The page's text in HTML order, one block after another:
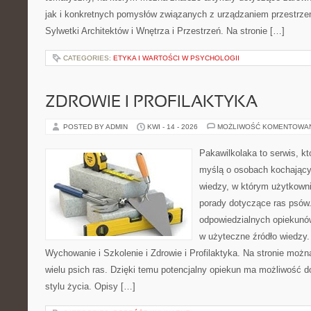
jak i konkretnych pomysłów związanych z urządzaniem
Sylwetki Architektów i Wnętrza i Przestrzeń. Na stronie […]
CATEGORIES: ETYKA I WARTOŚCI W PSYCHOLOGII
ZDROWIE I PROFILAKTYKA
POSTED BY ADMIN KWI - 14 - 2026 MOŻLIWOŚĆ
Pakawilkolaka to serwis,
myślą o osobach
wiedzy, w którym
porady dotyczące ras
odpowiedzialnych
w użyteczne źródło
Wychowanie i Szkolenie i Zdrowie i Profilaktyka. Na stronie
wielu psich ras. Dzięki temu potencjalny opiekun ma możliwość
stylu życia. Opisy […]